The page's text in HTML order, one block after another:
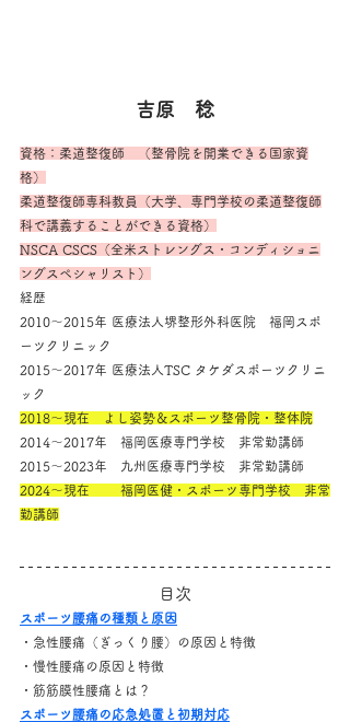
吉原　稔
資格：柔道整復師　（整骨院を開業できる国家資
格）
柔道整復師専科教員（大学、専門学校の柔道整復師
科で講義することができる資格）
NSCA CSCS（全米ストレングス・コンディショニ
ングスペシャリスト）
経歴
2010～2015年 医療法人堺整形外科医院　福岡スポ
ーツクリニック
2015～2017年 医療法人TSC タケダスポーツクリニ
ック
2018～現在　よし姿勢＆スポーツ整骨院・整体院
2014～2017年　福岡医療専門学校　非常勤講師
2015～2023年　九州医療専門学校　非常勤講師
2024～現在　　 福岡医健・スポーツ専門学校　非常
勤講師
目次
スポーツ腰痛の種類と原因
・急性腰痛（ぎっくり腰）の原因と特徴
・慢性腰痛の原因と特徴
・筋筋膜性腰痛とは？
スポーツ腰痛の応急処置と初期対応